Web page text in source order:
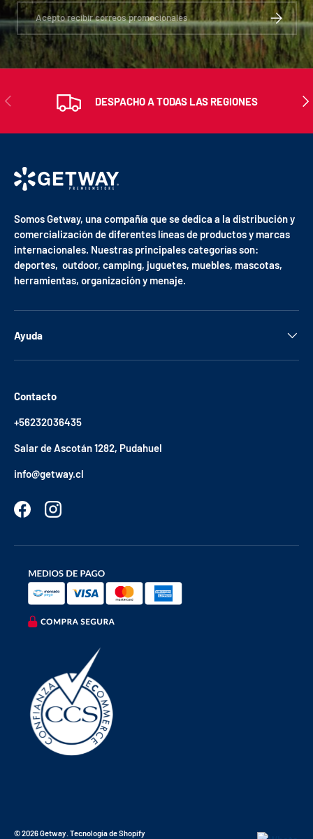
Correo electrónico
ANTERIOR DESPACHO A TODAS LAS REGIONES
Somos Getway, una compañía que se dedica a la distribución y
comercialización de diferentes líneas de productos y marcas
internacionales. Nuestras principales categorías son:
deportes, outdoor, camping, juguetes, muebles, mascotas,
herramientas, organización y menaje.
Ayuda
Contacto
+56232036435
Salar de Ascotán 1282, Pudahuel
info@getway.cl
FacebookInstagram
© 2026Getway Tecnología de Shopify